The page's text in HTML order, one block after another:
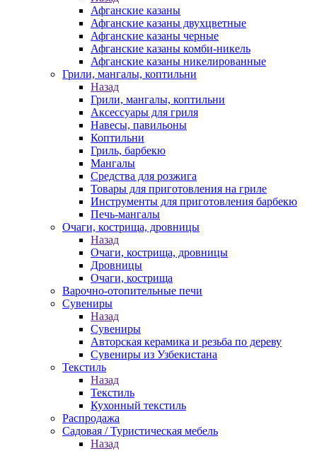
Афганские казаны
Афганские казаны двухцветные
Афганские казаны черные
Афганские казаны комби-никель
Афганские казаны никелированные
Грили, мангалы, коптильни
Назад
Грили, мангалы, коптильни
Аксессуары для гриля
Навесы, павильоны
Коптильни
Гриль, барбекю
Мангалы
Средства для розжига
Товары для приготовления на гриле
Инструменты для приготовления барбекю
Печь-мангалы
Очаги, кострища, дровницы
Назад
Очаги, кострища, дровницы
Дровницы
Очаги, кострища
Варочно-отопительные печи
Сувениры
Назад
Сувениры
Авторская керамика и резьба по дереву
Сувениры из Узбекистана
Текстиль
Назад
Текстиль
Кухонный текстиль
Распродажа
Садовая / Туристическая мебель
Назад